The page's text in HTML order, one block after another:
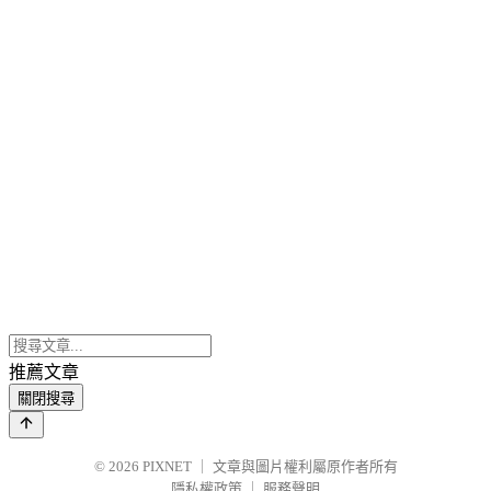
推薦文章
關閉搜尋
© 2026 PIXNET
文章與圖片權利屬原作者所有